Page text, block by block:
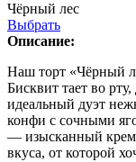
Чёрный лес
Выбрать
Описание:
Наш торт «Чёрный
Бисквит тает во
идеальный дуэт
конфи с сочными
— изысканный
вкуса, от которой